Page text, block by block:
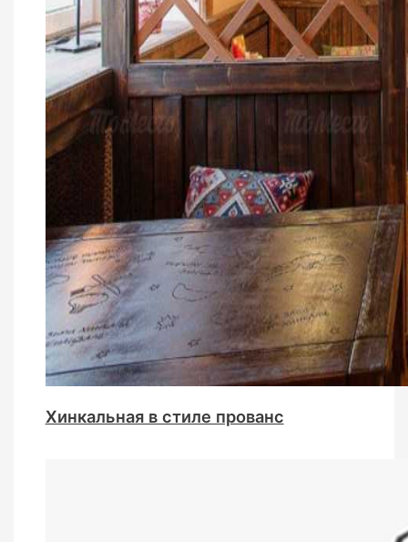
Хинкальная в стиле прованс